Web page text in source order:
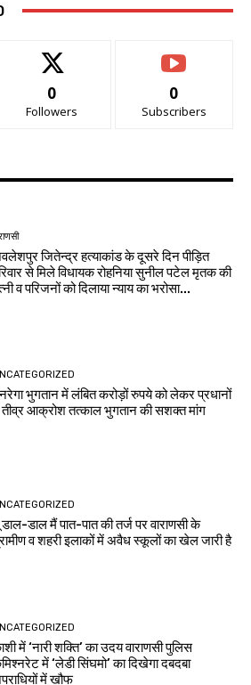
0
Followers
0
Subscribers
जितेन्द्र हत्याकांड के दूसरे दिन पीड़ित
से मिले विधायक रोहनिया सुनील पटेल मृतक की
व परिजनों को दिलाया न्याय का भरोसा...
भुगतान में लंबित करोड़ों रुपये को लेकर प्रधानों
आक्रोश तत्काल भुगतान की सशक्त मांग
डाल मैं पात-पात की तर्ज पर वाराणसी के
व शहरी इलाकों में अवैध स्कूलों का खेल जारी है
में ‘नारी शक्ति’ का उदय वाराणसी पुलिस
में ‘लेडी सिंघमो’ का दिखेगा दबदबा
में खौफ